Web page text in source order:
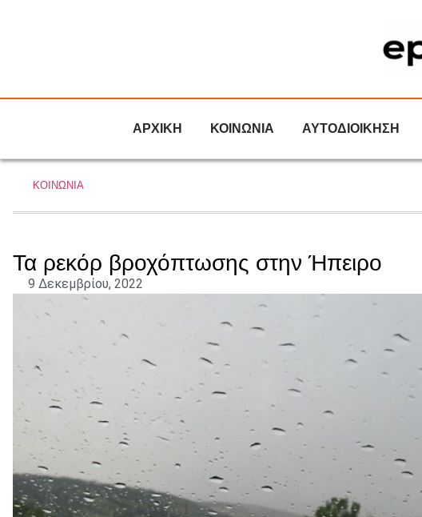
ΑΡΧΙΚΗ ΚΟΙΝΩΝΙΑ ΑΥΤΟΔΙΟΙΚΗΣΗ
ΚΟΙΝΩΝΙΑ
Τα ρεκόρ βροχόπτωσης στην Ήπειρο
9 Δεκεμβρίου, 2022